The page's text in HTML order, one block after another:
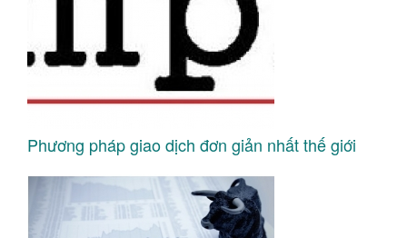
Phương pháp giao dịch đơn giản nhất thế giới